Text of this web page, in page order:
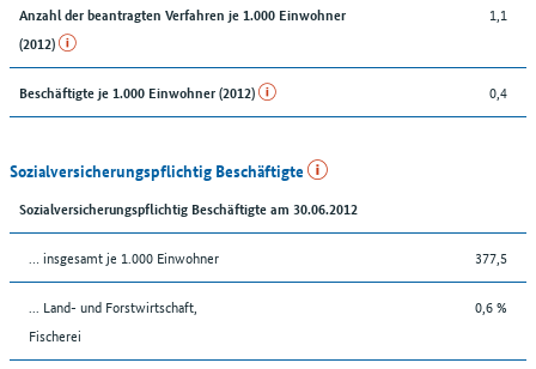
Anzahl der beantragten Verfahren je 1.000 Einwohner
(2012)
1,1
Beschäftigte je 1.000 Einwohner (2012) 0,4
Sozialversicherungspflichtig Beschäftigte
Sozialversicherungspflichtig Beschäftigte am 30.06.2012
… insgesamt je 1.000 Einwohner 377,5
... Land- und Forstwirtschaft,
Fischerei
0,6 %